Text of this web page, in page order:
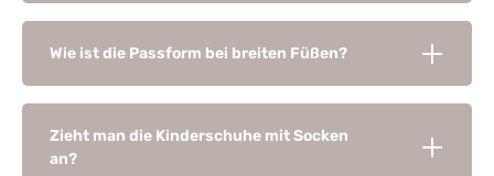
Wie ist die Passform bei breiten Füßen?
Zieht man die Kinderschuhe mit Socken
an?